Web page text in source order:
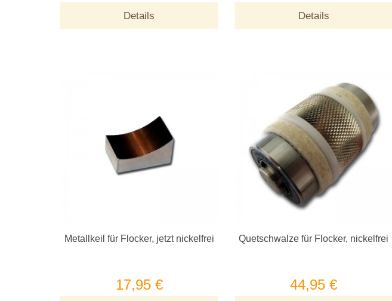
Details Details
Metallkeil für Flocker, jetzt nickelfrei
17,95 €
Quetschwalze für Flocker, nickelfrei
44,95 €